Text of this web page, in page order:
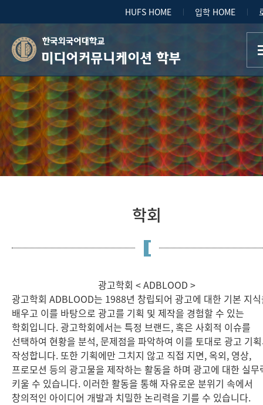
HUFS HOME 입학 HOME
미디어커뮤니케이션 학부
학회
광고학회 < ADBLOOD >
광고학회 ADBLOOD는 1988년 창립되어 광고에 대한 기본 지
배우고 이를 바탕으로 광고를 기획 및 제작을 경험할 수 있는
학회입니다. 광고학회에서는 특정 브랜드, 혹은 사회적 이슈를
선택하여 현황을 분석, 문제점을 파악하여 이를 토대로 광고 기
작성합니다. 또한 기획에만 그치지 않고 직접 지면, 옥외, 영상,
프로모션 등의 광고물을 제작하는 활동을 하며 광고에 대한 실무
키울 수 있습니다. 이러한 활동을 통해 자유로운 분위기 속에서
창의적인 아이디어 개발과 치밀한 논리력을 기를 수 있습니다.